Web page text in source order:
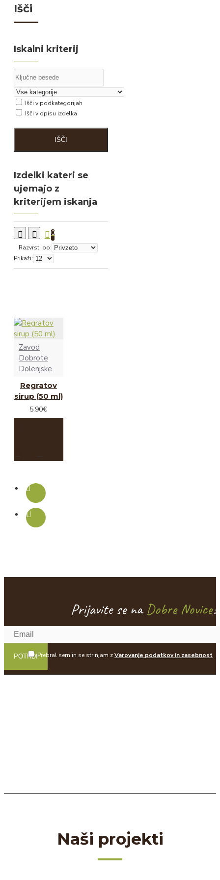
Išči
Iskalni kriterij
Išči v podkategorijah
Išči v opisu izdelka
IŠČI
Izdelki kateri se
ujemajo z
kriterijem iskanja
0
Razvrsti po:
Prikaži:
Zavod
Dobrote
Dolenjske
Regratov
sirup (50 ml)
5.90€
Prijavite se naDobre Novice!
POTRDIPrebral sem in se strinjam zVarovanje podatkov in zasebnost
Naši projekti